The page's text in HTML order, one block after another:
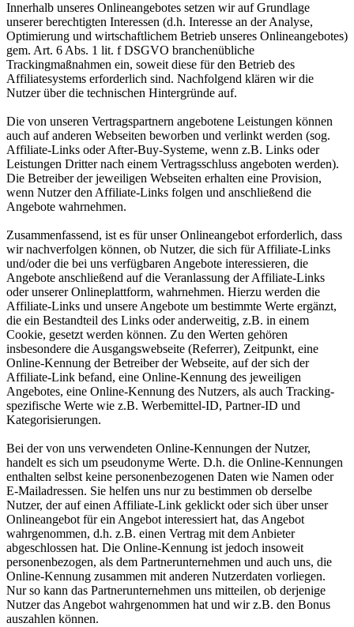
Innerhalb unseres Onlineangebotes setzen wir auf Grundlage
unserer berechtigten Interessen (d.h. Interesse an der Analyse,
Optimierung und wirtschaftlichem Betrieb unseres Onlineangebotes)
gem. Art. 6 Abs. 1 lit. f DSGVO branchenübliche
Trackingmaßnahmen ein, soweit diese für den Betrieb des
Affiliatesystems erforderlich sind. Nachfolgend klären wir die
Nutzer über die technischen Hintergründe auf.
Die von unseren Vertragspartnern angebotene Leistungen können
auch auf anderen Webseiten beworben und verlinkt werden (sog.
Affiliate-Links oder After-Buy-Systeme, wenn z.B. Links oder
Leistungen Dritter nach einem Vertragsschluss angeboten werden).
Die Betreiber der jeweiligen Webseiten erhalten eine Provision,
wenn Nutzer den Affiliate-Links folgen und anschließend die
Angebote wahrnehmen.
Zusammenfassend, ist es für unser Onlineangebot erforderlich, dass
wir nachverfolgen können, ob Nutzer, die sich für Affiliate-Links
und/oder die bei uns verfügbaren Angebote interessieren, die
Angebote anschließend auf die Veranlassung der Affiliate-Links
oder unserer Onlineplattform, wahrnehmen. Hierzu werden die
Affiliate-Links und unsere Angebote um bestimmte Werte ergänzt,
die ein Bestandteil des Links oder anderweitig, z.B. in einem
Cookie, gesetzt werden können. Zu den Werten gehören
insbesondere die Ausgangswebseite (Referrer), Zeitpunkt, eine
Online-Kennung der Betreiber der Webseite, auf der sich der
Affiliate-Link befand, eine Online-Kennung des jeweiligen
Angebotes, eine Online-Kennung des Nutzers, als auch Tracking-
spezifische Werte wie z.B. Werbemittel-ID, Partner-ID und
Kategorisierungen.
Bei der von uns verwendeten Online-Kennungen der Nutzer,
handelt es sich um pseudonyme Werte. D.h. die Online-Kennungen
enthalten selbst keine personenbezogenen Daten wie Namen oder
E-Mailadressen. Sie helfen uns nur zu bestimmen ob derselbe
Nutzer, der auf einen Affiliate-Link geklickt oder sich über unser
Onlineangebot für ein Angebot interessiert hat, das Angebot
wahrgenommen, d.h. z.B. einen Vertrag mit dem Anbieter
abgeschlossen hat. Die Online-Kennung ist jedoch insoweit
personenbezogen, als dem Partnerunternehmen und auch uns, die
Online-Kennung zusammen mit anderen Nutzerdaten vorliegen.
Nur so kann das Partnerunternehmen uns mitteilen, ob derjenige
Nutzer das Angebot wahrgenommen hat und wir z.B. den Bonus
auszahlen können.